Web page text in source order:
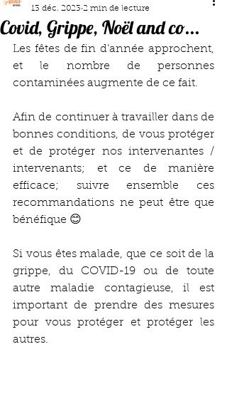
Covid, Grippe, Noël and co...
13 déc. 2023 2 min de lecture
Les fêtes de fin d’année approchent,
et le nombre de personnes
contaminées augmente de ce fait.
Afin de continuer à travailler dans de
bonnes conditions, de vous protéger
et de protéger nos intervenantes /
intervenants; et ce de manière
efficace; suivre ensemble ces
recommandations ne peut être que
bénéfique 😊
Si vous êtes malade, que ce soit de la
grippe, du COVID-19 ou de toute
autre maladie contagieuse, il est
important de prendre des mesures
pour vous protéger et protéger les
autres.